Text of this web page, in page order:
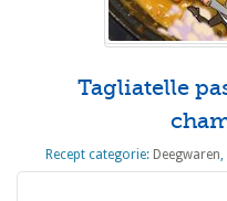
Tagliatelle
Recept categorie: Deegwaren,